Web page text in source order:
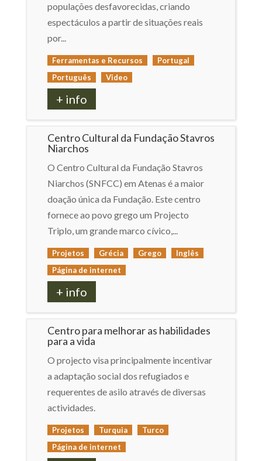
populações desfavorecidas, criando
espectáculos a partir de situações reais
por...
Ferramentas e Recursos
Portugal
Português
Video
+ info
Centro Cultural da Fundação Stavros
Niarchos
O Centro Cultural da Fundação Stavros
Niarchos (SNFCC) em Atenas é a maior
doação única da Fundação. Este centro
fornece ao povo grego um Projecto
Triplo, um grande marco cívico,...
Projetos Grécia Grego
Inglês
Página de internet
+ info
Centro para melhorar as habilidades
para a vida
O projecto visa principalmente incentivar
a adaptação social dos refugiados e
requerentes de asilo através de diversas
actividades.
Projetos Turquia
Turco
Página de internet